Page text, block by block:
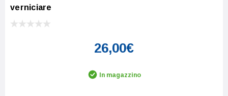
verniciare
26,00€
In magazzino